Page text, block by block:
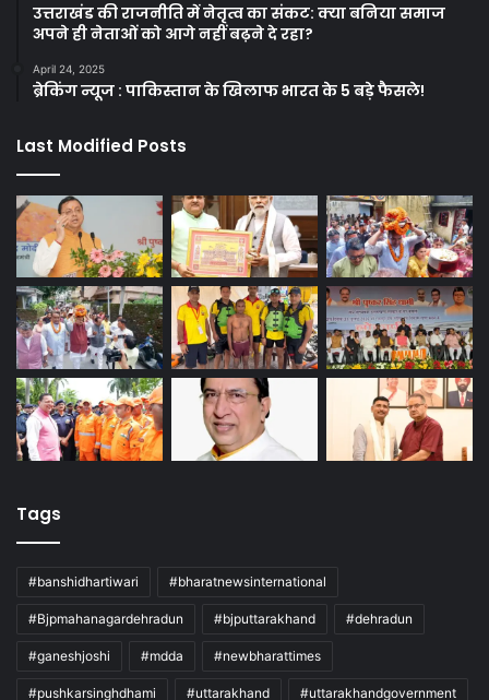
उत्तराखंड की राजनीति में नेतृत्व का संकट: क्या बनिया समाज
अपने ही नेताओं को आगे नहीं बढ़ने दे रहा?
April 24, 2025
ब्रेकिंग न्यूज : पाकिस्तान के खिलाफ भारत के 5 बड़े फैसले!
Last Modified Posts
Tags
#banshidhartiwari #bharatnewsinternational
#Bjpmahanagardehradun #bjputtarakhand #dehradun
#ganeshjoshi #mdda #newbharattimes
#pushkarsinghdhami #uttarakhand #uttarakhandgovernment